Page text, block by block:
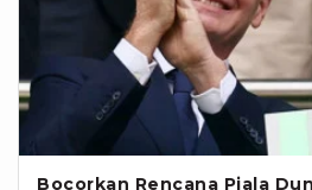
Bocorkan Rencana Piala